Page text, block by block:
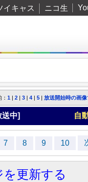
イキャス ニコ生
1 | 2 | 3 | 4 | 5 | 放送開始時の画
送中] 自
7 8 9 10
更新する